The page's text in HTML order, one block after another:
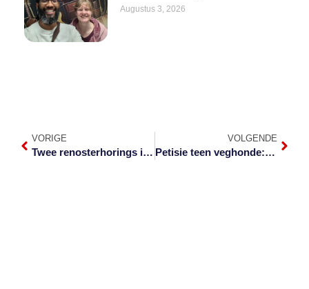
Augustus 3, 2026
VORIGE
Twee renosterhorings in enjinkap versteek
VOLGENDE
Petisie teen veghonde: Wat sê die kenners?